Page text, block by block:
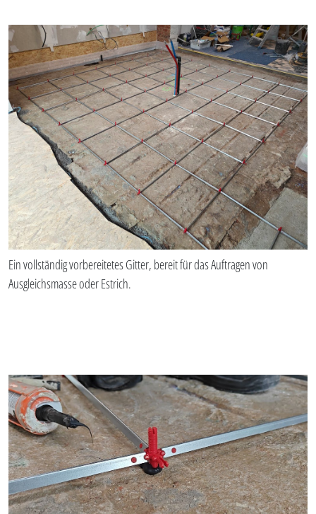
Ein vollständig vorbereitetes Gitter, bereit für das Auftragen von
Ausgleichsmasse oder Estrich.